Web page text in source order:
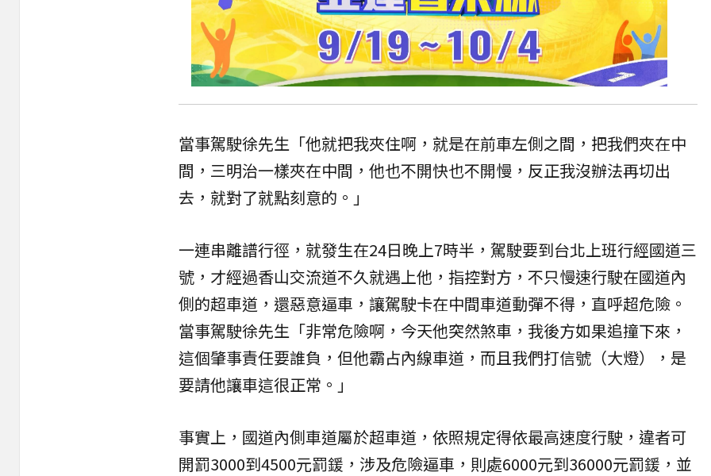
當事駕駛徐先生「他就把我夾住啊，就是在前車左側之間，把我們夾在中
間，三明治一樣夾在中間，他也不開快也不開慢，反正我沒辦法再切出
去，就對了就點刻意的。」
一連串離譜行徑，就發生在24日晚上7時半，駕駛要到台北上班行經國道三
號，才經過香山交流道不久就遇上他，指控對方，不只慢速行駛在國道內
側的超車道，還惡意逼車 ，讓駕駛卡在中間車道動彈不得，直呼超危險。
當事駕駛徐先生「非常危險啊，今天他突然煞車，我後方如果追撞下來，
這個肇事責任要誰負，但他霸占內線車道，而且我們打信號（大燈），是
要請他讓車這很正常。」
事實上，國道內側車道屬於超車道，依照規定得依最高速度行駛，違者可
開罰3000到4500元罰鍰，涉及危險逼車，則處6000元到36000元罰鍰，並